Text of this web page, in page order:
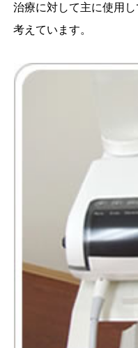
治療に対して主に使用
考えています。